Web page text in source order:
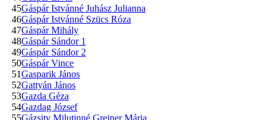
45Gáspár Istvánné Juhász Julianna
46Gáspár Istvánné Szücs Róza
47Gáspár Mihály
48Gáspár Sándor 1
49Gáspár Sándor 2
50Gáspár Vince
51Gasparik János
52Gattyán János
53Gazda Géza
54Gazdag József
55Gázsity Milutinné Greiner Mária